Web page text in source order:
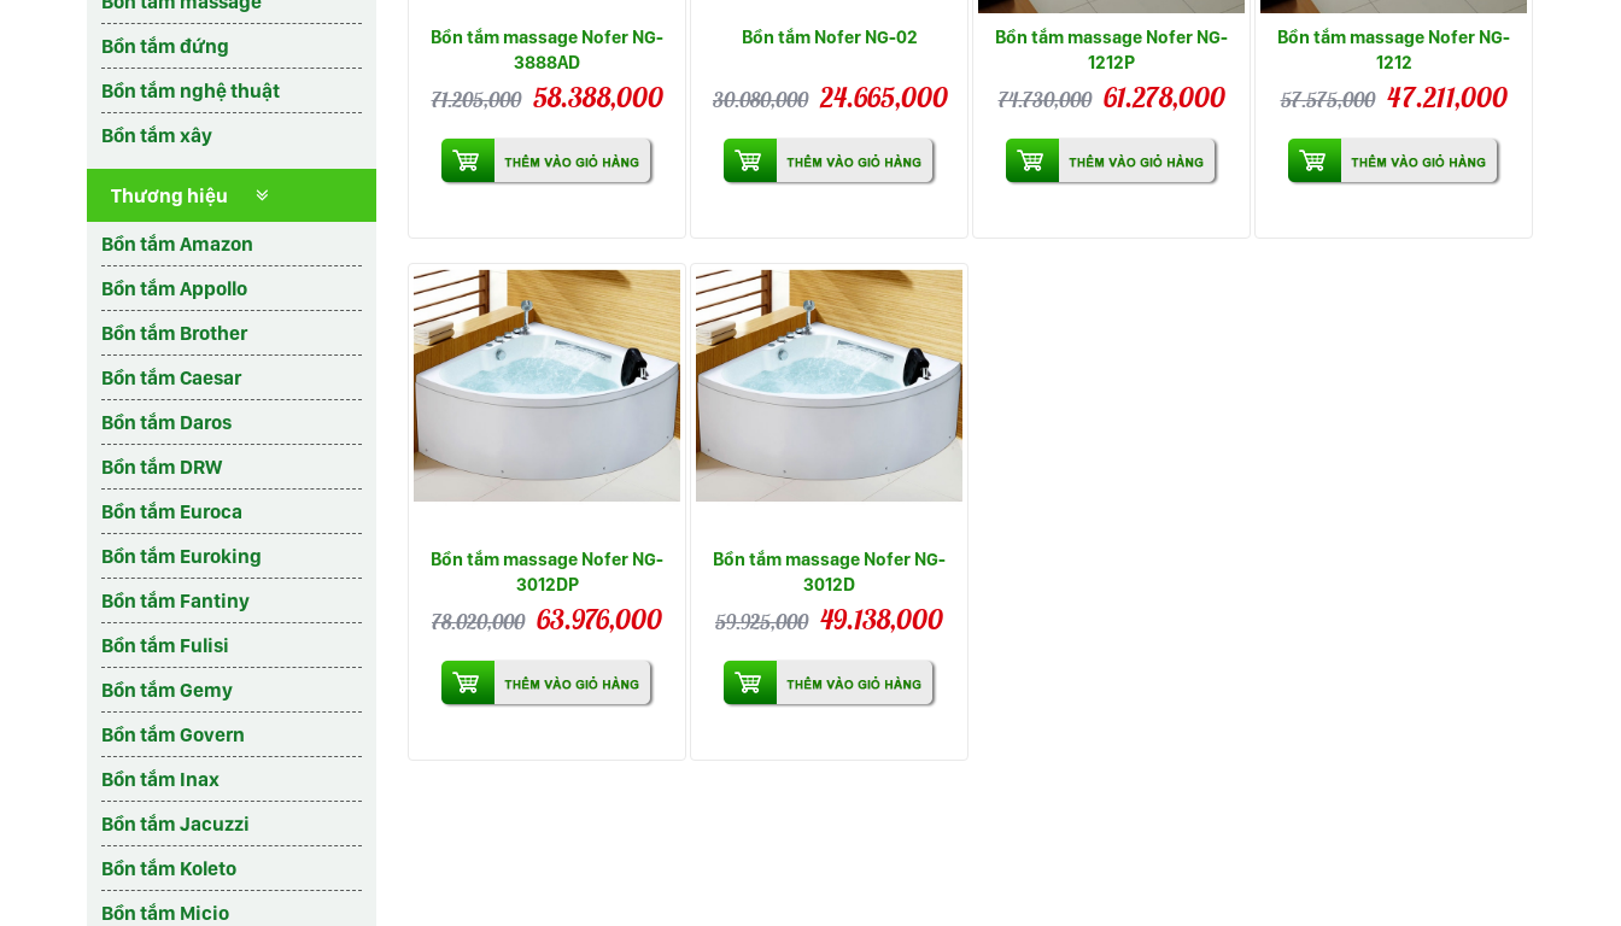
Bồn tắm đứng
Bồn tắm nghệ thuật
Bồn tắm xây
Thương hiệu
Bồn tắm Amazon
Bồn tắm Appollo
Bồn tắm Brother
Bồn tắm Caesar
Bồn tắm Daros
Bồn tắm DRW
Bồn tắm Euroca
Bồn tắm Euroking
Bồn tắm Fantiny
Bồn tắm Fulisi
Bồn tắm Gemy
Bồn tắm Govern
Bồn tắm Inax
Bồn tắm Jacuzzi
Bồn tắm Koleto
Bồn tắm Micio
Bồn tắm massage Nofer NG-
3888AD
71.205,000 58.388,000
Bồn tắm Nofer NG-02
30.080,000 24.665,000
Bồn tắm massage Nofer NG-
1212P
74.730,000 61.278,000
Bồn tắm massage Nofer NG-
1212
57.575,000 47.211,000
Bồn tắm massage Nofer NG-
3012DP
78.020,000 63.976,000
Bồn tắm massage Nofer NG-
3012D
59.925,000 49.138,000